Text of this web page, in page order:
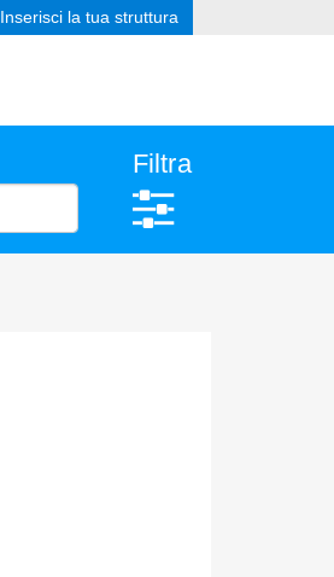
Inserisci la tua struttura
Filtra